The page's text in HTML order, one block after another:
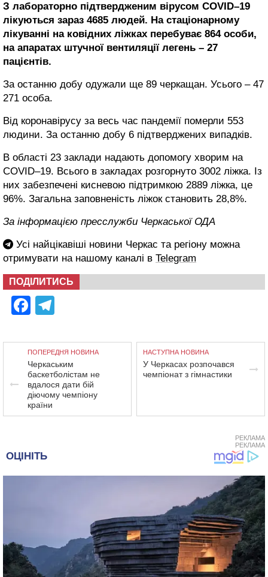
З лабораторно підтвердженим вірусом COVID–19
лікуються зараз 4685 людей. На стаціонарному
лікуванні на ковідних ліжках перебуває 864 особи,
на апаратах штучної вентиляції легень – 27
пацієнтів.
За останню добу одужали ще 89 черкащан. Усього – 47
271 особа.
Від коронавірусу за весь час пандемії померли 553
людини. За останню добу 6 підтверджених випадків.
В області 23 заклади надають допомогу хворим на
COVID–19. Всього в закладах розгорнуто 3002 ліжка. Із
них забезпечені кисневою підтримкою 2889 ліжка, це
96%. Загальна заповненість ліжок становить 28,8%.
За інформацією пресслужби Черкаської ОДА
Усі найцікавіші новини Черкас та регіону можна
отримувати на нашому каналі в Telegram
ПОДІЛИТИСЬ
Facebook
ПОПЕРЕДНЯ НОВИНА
Черкаським
баскетболістам не
вдалося дати бій
діючому чемпіону
країни
НАСТУПНА НОВИНА
У Черкасах розпочався
чемпіонат з гімнастики
РЕКЛАМА
РЕКЛАМА